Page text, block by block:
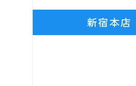
新宿本店
新宿駅(JR線)3番出口を出て